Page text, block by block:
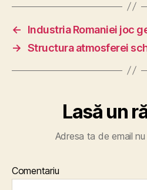
←
Industria Romaniei joc
→ Structura atmosferei
Lasă un
Adresa ta de email
Comentariu